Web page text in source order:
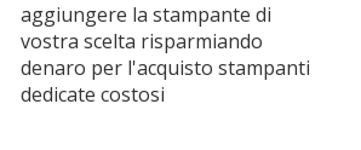
aggiungere la stampante di
vostra scelta risparmiando
denaro per l'acquisto stampanti
dedicate costosi